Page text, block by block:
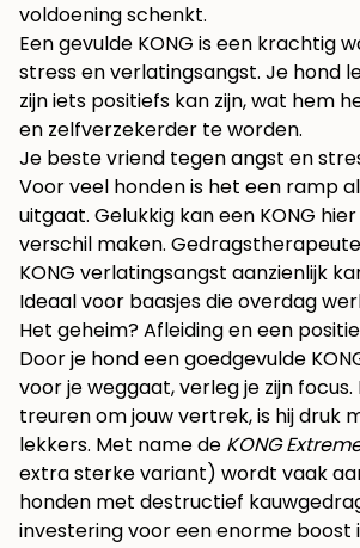
voldoening schenkt.
Een gevulde KONG is een krachtig
stress en verlatingsangst. Je hond
zijn iets positiefs kan zijn, wat hem
en zelfverzekerder te worden.
Je beste vriend tegen angst en
Voor veel honden is het een ramp
uitgaat. Gelukkig kan een KONG
verschil maken.
KONG verlatingsangst aanzienlijk
Ideaal voor baasjes die overdag
Het geheim? Afleiding en een
Door je hond een goedgevulde
voor je weggaat, verleg je zijn
treuren om jouw vertrek, is hij druk
lekkers. Met name de KONG
extra sterke variant) wordt vaak
honden met destructief
investering voor een enorme boost